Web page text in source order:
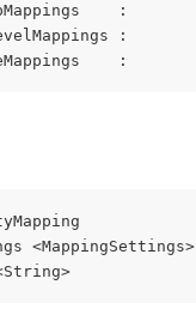
:
:
:
<MappingSettings>